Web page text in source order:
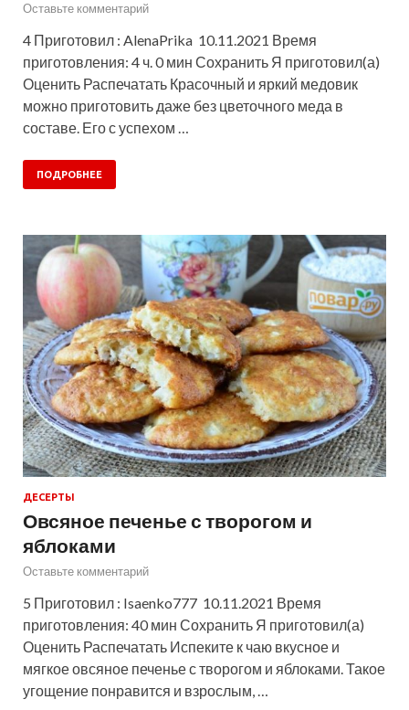
Оставьте комментарий
4 Приготовил : AlenaPrika 10.11.2021 Время
приготовления: 4 ч. 0 мин Сохранить Я приготовил(а)
Оценить Распечатать Красочный и яркий медовик
можно приготовить даже без цветочного меда в
составе. Его с успехом …
ПОДРОБНЕЕ
ДЕСЕРТЫ
Овсяное печенье с творогом и
яблоками
Оставьте комментарий
5 Приготовил : Isaenko777 10.11.2021 Время
приготовления: 40 мин Сохранить Я приготовил(а)
Оценить Распечатать Испеките к чаю вкусное и
мягкое овсяное печенье с творогом и яблоками. Такое
угощение понравится и взрослым, …